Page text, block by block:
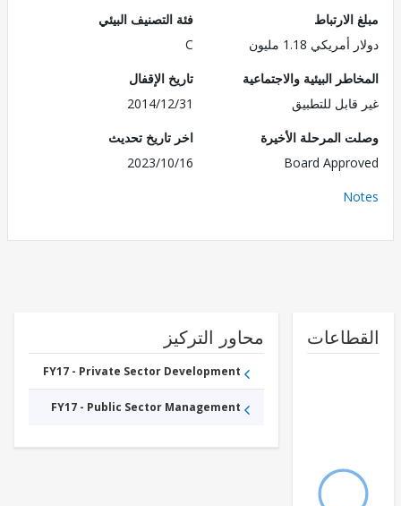
1.18 مليون
فئة التصنيف البيئي
البيئية والاجتماعية
للتطبيق
تاريخ الإقفال
2014/12/31
المرحلة الأخيرة
Board
اخر تاريخ تحديث
2023/10/16
محاور التركيز
FY17 - Private Sector Development
FY17 - Public Sector Management